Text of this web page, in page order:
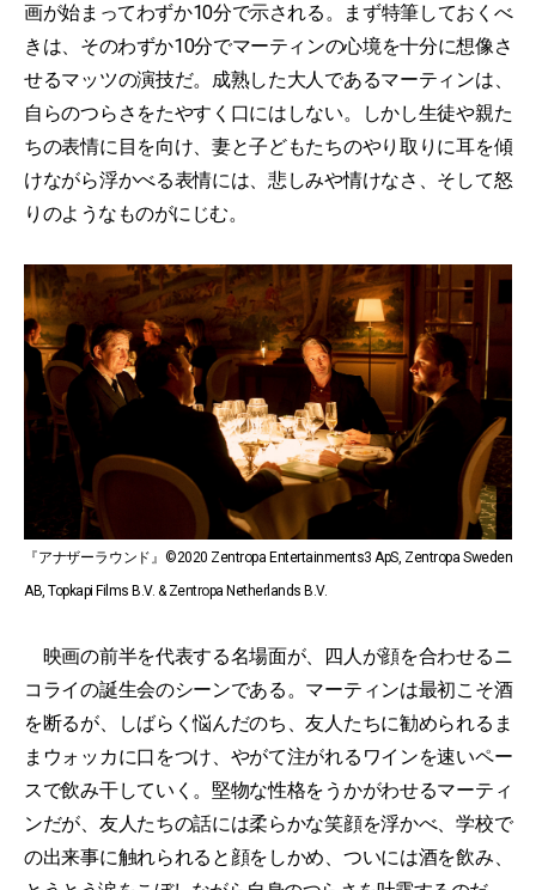
画が始まってわずか10分で示される。まず特筆しておくべ
きは、そのわずか10分でマーティンの心境を十分に想像さ
せるマッツの演技だ。成熟した大人であるマーティンは、
自らのつらさをたやすく口にはしない。しかし生徒や親た
ちの表情に目を向け、妻と子どもたちのやり取りに耳を傾
けながら浮かべる表情には、悲しみや情けなさ、そして怒
りのようなものがにじむ。
『アナザーラウンド』©2020 Zentropa Entertainments3 ApS, Zentropa Sweden
AB, Topkapi Films B.V. & Zentropa Netherlands B.V.
映画の前半を代表する名場面が、四人が顔を合わせるニ
コライの誕生会のシーンである。マーティンは最初こそ酒
を断るが、しばらく悩んだのち、友人たちに勧められるま
まウォッカに口をつけ、やがて注がれるワインを速いペー
スで飲み干していく。堅物な性格をうかがわせるマーティ
ンだが、友人たちの話には柔らかな笑顔を浮かべ、学校で
の出来事に触れられると顔をしかめ、ついには酒を飲み、